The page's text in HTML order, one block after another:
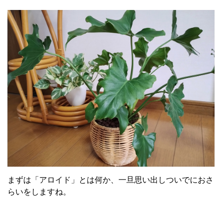
まずは「アロイド」とは何か、一旦思い出しついでにおさ
らいをしますね。